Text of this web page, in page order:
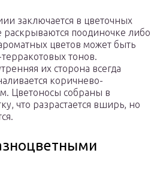
заключается в цветочных
раскрываются поодиночке либо
цветов может быть
тонов.
их сторона всегда
коричнево-
Цветоносы собраны в
что разрастается вширь, но